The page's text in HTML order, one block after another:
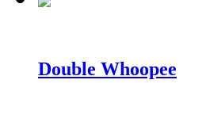
Double Whoopee